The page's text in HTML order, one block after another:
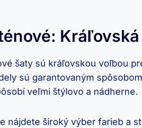
šaty sú kráľovskou voľbou
sú garantovaným
veľmi štýlovo a nádherne.
nájdete široký výber farieb a